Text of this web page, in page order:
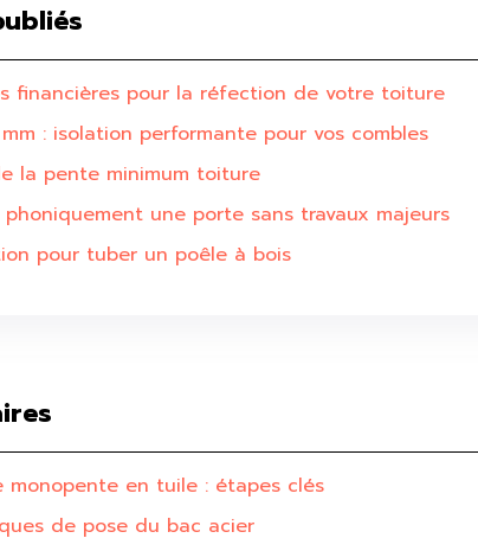
financières pour la réfection de votre toiture
: isolation performante pour vos combles
la pente minimum toiture
une porte sans travaux majeurs
pour tuber un poêle à bois
monopente en tuile : étapes clés
de pose du bac acier